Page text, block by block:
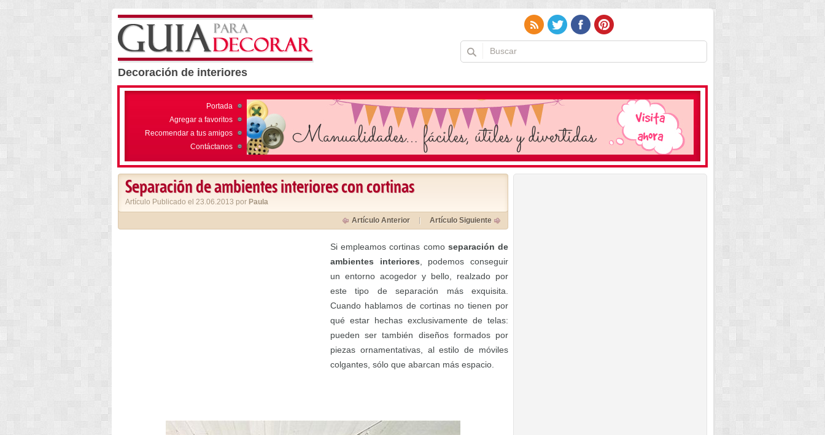
Decoración de interiores
Portada
Agregar a favoritos
Recomendar a tus amigos
Contáctanos
Separación de ambientes interiores con cortinas
Artículo Publicado el 23.06.2013 por Paula
Artículo Anterior Artículo Siguiente
Si empleamos cortinas como separación de
ambientes interiores , podemos conseguir
un entorno acogedor y bello, realzado por
este tipo de separación más exquisita.
Cuando hablamos de cortinas no tienen por
qué estar hechas exclusivamente de telas:
pueden ser también diseños formados por
piezas ornamentativas, al estilo de móviles
colgantes, sólo que abarcan más espacio.